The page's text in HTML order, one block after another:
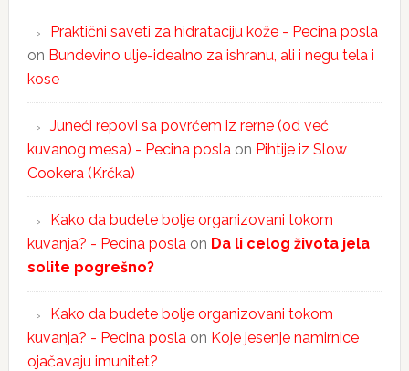
Praktični saveti za hidrataciju kože - Pecina posla
on Bundevino ulje-idealno za ishranu, ali i negu tela i
kose
Juneći repovi sa povrćem iz rerne (od već
kuvanog mesa) - Pecina posla on Pihtije iz Slow
Cookera (Krčka)
Kako da budete bolje organizovani tokom
kuvanja? - Pecina posla on Da li celog života jela
solite pogrešno?
Kako da budete bolje organizovani tokom
kuvanja? - Pecina posla on Koje jesenje namirnice
ojačavaju imunitet?